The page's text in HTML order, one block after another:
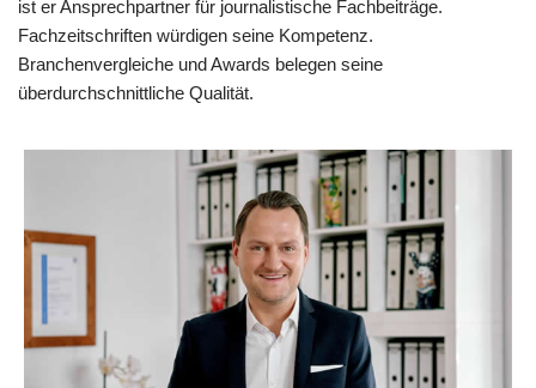
ist er Ansprechpartner für journalistische Fachbeiträge.
Fachzeitschriften würdigen seine Kompetenz.
Branchenvergleiche und Awards belegen seine
überdurchschnittliche Qualität.